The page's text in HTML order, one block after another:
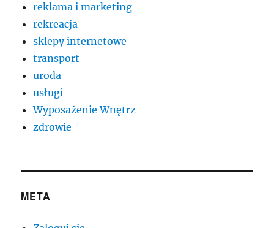
reklama i marketing
rekreacja
sklepy internetowe
transport
uroda
usługi
Wyposażenie Wnętrz
zdrowie
META